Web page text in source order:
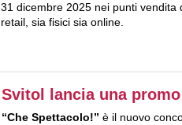
31 dicembre 2025 nei punti vendita
retail, sia fisici sia online.
Svitol lancia una
“Che Spettacolo!” è il nuovo